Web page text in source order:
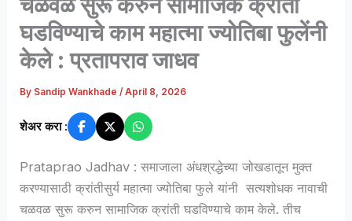
घडविण्याचे काम महात्मा ज्योतिबा फुलेंनी
केले : प्रतापराव जाधव
By Sandip Wankhade/April 8, 2026
शेअर करा :
Prataprao Jadhav : समाजाला अंधश्रद्धेच्या जोखडातून मुक्त
करण्यासाठी क्रांतीसुर्य महात्मा ज्योतिबा फुले यांनी सत्यशोधक नावाची
चळवळ सुरू करुन सामाजिक क्रांती घडविण्याचे काम केले. तीच